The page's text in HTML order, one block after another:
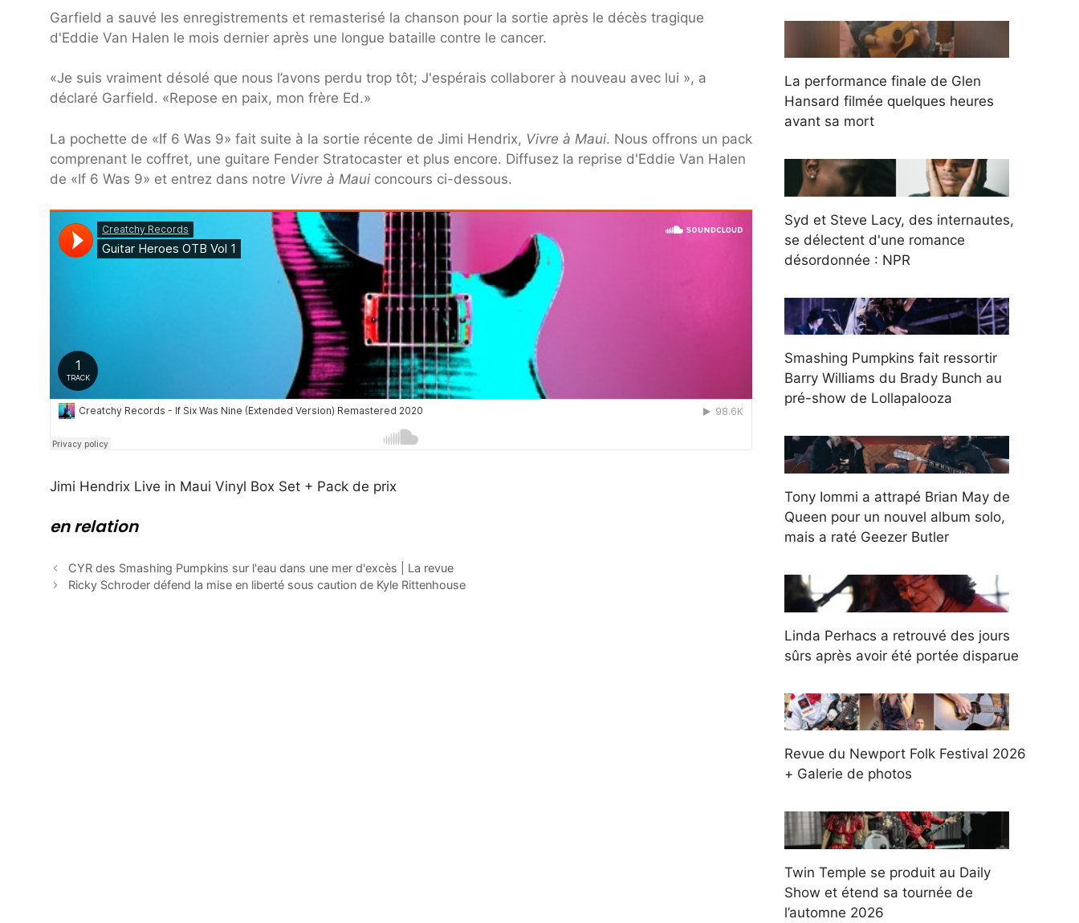
Garfield a sauvé les enregistrements et remasterisé la chanson pour la sortie après le décès tragique
d'Eddie Van Halen le mois dernier après une longue bataille contre le cancer.
«Je suis vraiment désolé que nous l’avons perdu trop tôt; J'espérais collaborer à nouveau avec lui », a
déclaré Garfield. «Repose en paix, mon frère Ed.»
La pochette de «If 6 Was 9» fait suite à la sortie récente de Jimi Hendrix, Vivre à Maui. Nous offrons un pack
comprenant le coffret, une guitare Fender Stratocaster et plus encore. Diffusez la reprise d'Eddie Van Halen
de «If 6 Was 9» et entrez dans notre Vivre à Maui concours ci-dessous.
Jimi Hendrix Live in Maui Vinyl Box Set + Pack de prix
en relation
CYR des Smashing Pumpkins sur l'eau dans une mer d'excès | La revue
Ricky Schroder défend la mise en liberté sous caution de Kyle Rittenhouse
La performance finale de Glen
Hansard filmée quelques heures
avant sa mort
Syd et Steve Lacy, des internautes,
se délectent d'une romance
désordonnée : NPR
Smashing Pumpkins fait ressortir
Barry Williams du Brady Bunch au
pré-show de Lollapalooza
Tony Iommi a attrapé Brian May de
Queen pour un nouvel album solo,
mais a raté Geezer Butler
Linda Perhacs a retrouvé des jours
sûrs après avoir été portée disparue
Revue du Newport Folk Festival 2026
+ Galerie de photos
Twin Temple se produit au Daily
Show et étend sa tournée de
l’automne 2026